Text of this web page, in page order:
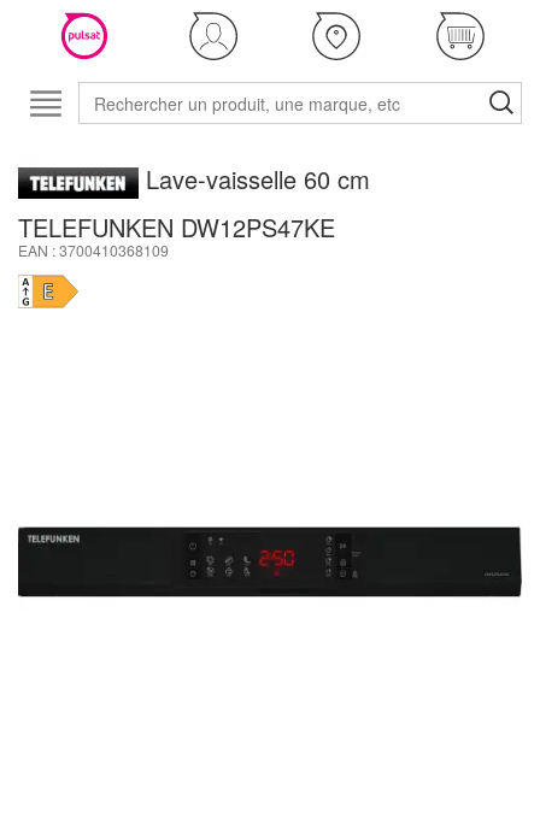
Lave-vaisselle 60 cm
TELEFUNKEN DW12PS47KE
EAN : 3700410368109